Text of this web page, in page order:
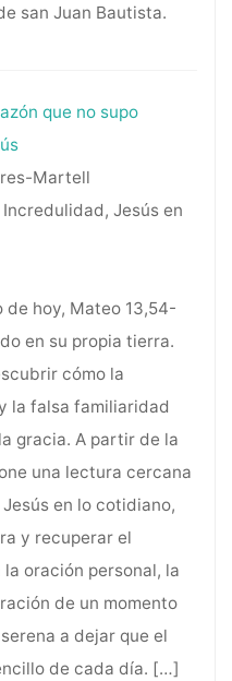
san Juan Bautista.
que no supo
Martell
Jesús en
de hoy, Mateo 13,54-
en su propia tierra.
cómo la
la falsa familiaridad
gracia. A partir de la
una lectura cercana
en lo cotidiano,
y recuperar el
oración personal, la
de un momento
a dejar que el
de cada día. […]